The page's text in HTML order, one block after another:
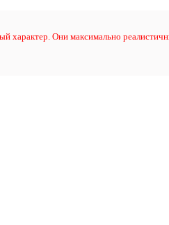
Они максимально